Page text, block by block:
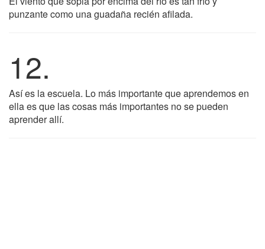
punzante como una guadaña recién afilada.
12.
Así es la escuela. Lo más importante que aprendemos en
ella es que las cosas más importantes no se pueden
aprender allí.